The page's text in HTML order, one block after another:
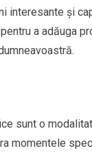
interesante și
a adăuga
sunt o
momentele